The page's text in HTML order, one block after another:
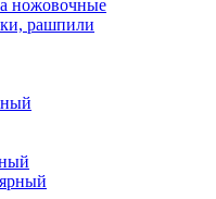
ножовочные
рашпили